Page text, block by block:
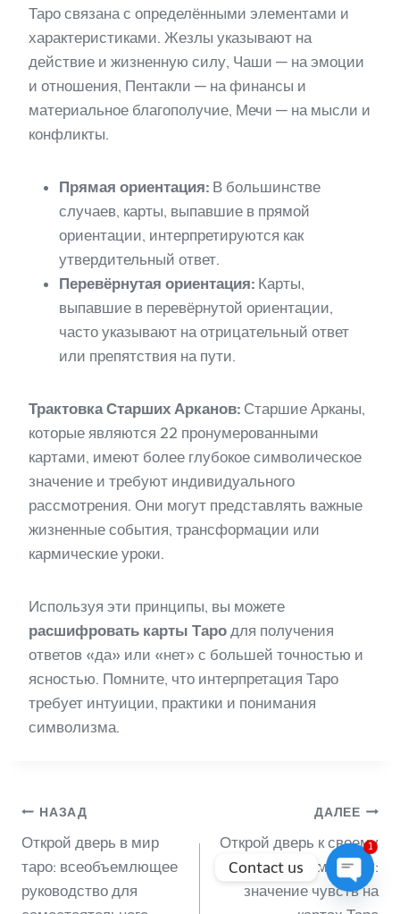
Таро связана с определёнными элементами и
характеристиками. Жезлы указывают на
действие и жизненную силу, Чаши — на эмоции
и отношения, Пентакли — на финансы и
материальное благополучие, Мечи — на мысли и
конфликты.
Прямая ориентация: В большинстве
случаев, карты, выпавшие в прямой
ориентации, интерпретируются как
утвердительный ответ.
Перевёрнутая ориентация: Карты,
выпавшие в перевёрнутой ориентации,
часто указывают на отрицательный ответ
или препятствия на пути.
Трактовка Старших Арканов: Старшие Арканы,
которые являются 22 пронумерованными
картами, имеют более глубокое символическое
значение и требуют индивидуального
рассмотрения. Они могут представлять важные
жизненные события, трансформации или
кармические уроки.
Используя эти принципы, вы можете
расшифровать карты Таро для получения
ответов «да» или «нет» с большей точностью и
ясностью. Помните, что интерпретация Таро
требует интуиции, практики и понимания
символизма.
Навигация
по
НАЗАД
Открой дверь в мир
таро: всеобъемлющее
руководство для
ДАЛЕЕ
Открой дверь к своему
внутреннему миру:
значение чувств на
Contact us
1